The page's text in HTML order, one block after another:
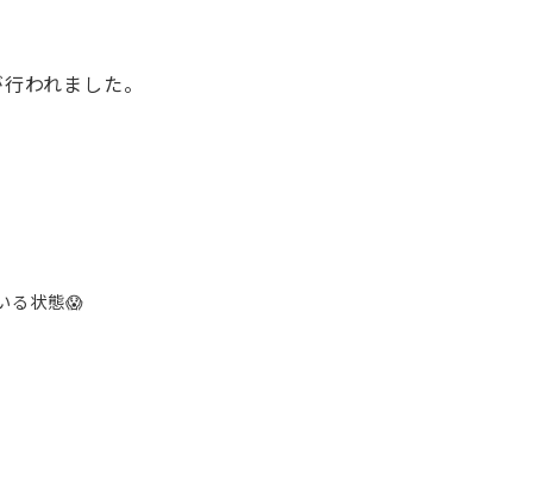
われました。
る状態😱